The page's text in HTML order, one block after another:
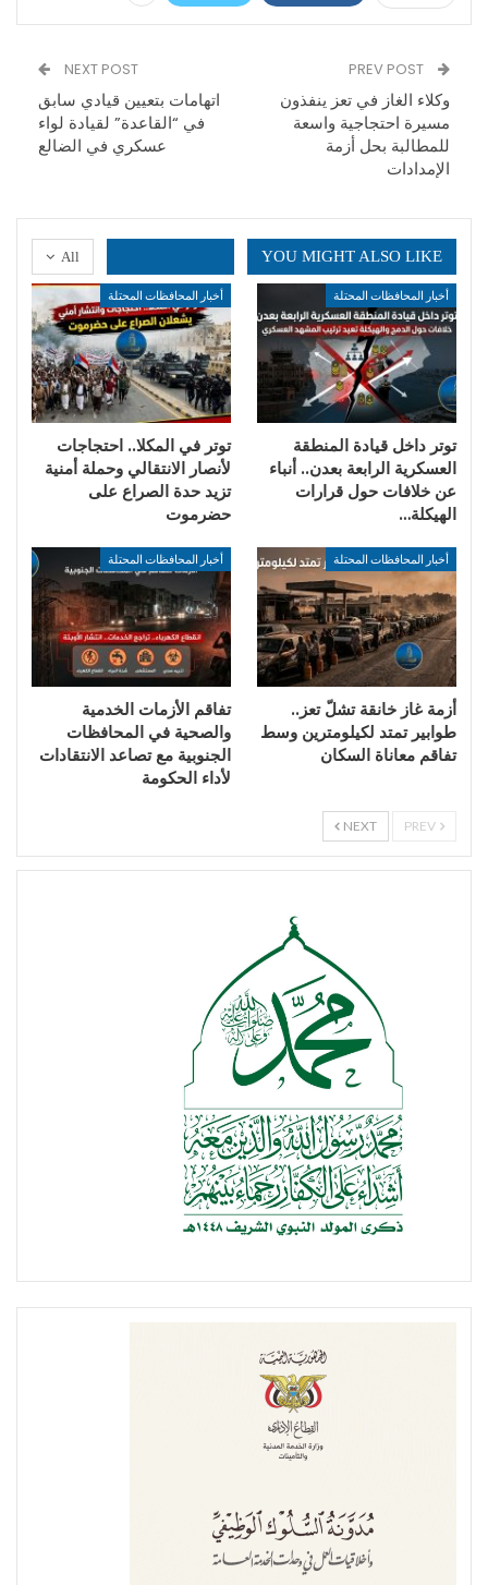
وكلاء الغاز في تعز ينفذون
مسيرة احتجاجية واسعة
للمطالبة بحل أزمة
الإمدادات
NEXT POST
اتهامات بتعيين قيادي سابق
في “القاعدة” لقيادة لواء
عسكري في الضالع
All YOU MIGHT ALSO LIKE
أخبار المحافظات المحتلة
توتر داخل قيادة المنطقة
العسكرية الرابعة بعدن.. أنباء
عن خلافات حول قرارات
الهيكلة…
أخبار المحافظات المحتلة
توتر في المكلا.. احتجاجات
لأنصار الانتقالي وحملة أمنية
تزيد حدة الصراع على
حضرموت
أخبار المحافظات المحتلة
أزمة غاز خانقة تشلّ تعز..
طوابير تمتد لكيلومترين وسط
تفاقم معاناة السكان
أخبار المحافظات المحتلة
تفاقم الأزمات الخدمية
والصحية في المحافظات
الجنوبية مع تصاعد الانتقادات
لأداء الحكومة
NEXT